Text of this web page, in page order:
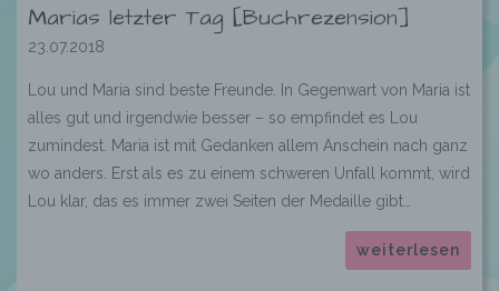
Marias letzter Tag [Buchrezension]
23.07.2018
Lou und Maria sind beste Freunde. In Gegenwart von Maria ist
alles gut und irgendwie besser – so empfindet es Lou
zumindest. Maria ist mit Gedanken allem Anschein nach ganz
wo anders. Erst als es zu einem schweren Unfall kommt, wird
Lou klar, das es immer zwei Seiten der Medaille gibt…
weiterlesen